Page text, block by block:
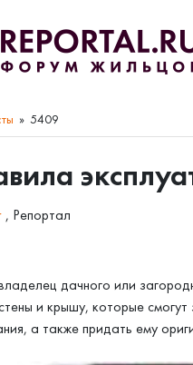
5409
, Репортал
дачного или
и крышу, которые
а также придать ему